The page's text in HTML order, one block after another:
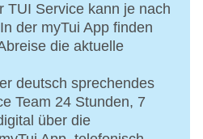
TUI Service kann je nach
der myTui App finden
die aktuelle
deutsch sprechendes
Team 24 Stunden, 7
über die